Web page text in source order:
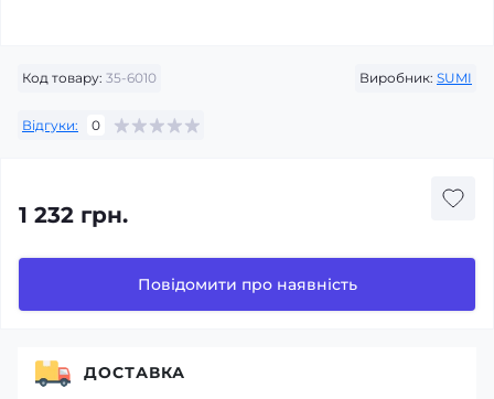
Код товару: 35-6010 Виробник: SUMI
Відгуки: 0
1 232 грн.
Повідомити про наявність
ДОСТАВКА